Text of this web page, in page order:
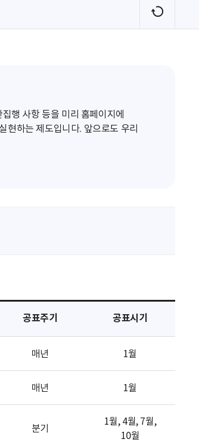
새
로
행 사항 등을 미리 홈페이지에
현하는 제도입니다. 앞으로도 우리
공표주기 공표시기
매년 1월
매년 1월
분기
1월, 4월, 7월,
10월